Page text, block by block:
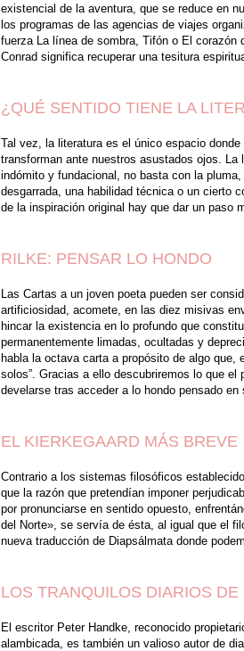
existencial de la aventura, que se reduce en
los programas de las agencias de viajes
fuerza La línea de sombra, Tifón o El
Conrad significa recuperar una tesitura
¿QUÉ SENTIDO TIENE LA
Tal vez, la literatura es el único espacio
transforman ante nuestros asustados ojos. La
indómito y fundacional, no basta con la
desgarrada, una habilidad técnica o un cierto
de la inspiración original hay que dar un paso
RILKE: PENSAR LO HONDO
Las Cartas a un joven poeta pueden ser
artificiosidad, acomete, en las diez misivas
hincar la existencia en lo profundo que
permanentemente limadas, ocultadas y
habla la octava carta a propósito de algo
solos”. Gracias a ello descubriremos lo que el
develarse tras acceder a lo hondo pensado
EL KIERKEGAARD MÁS BREVE
Contrario a los sistemas filosóficos
que la razón que pretendían imponer
por pronunciarse en sentido opuesto,
del Norte», se servía de ésta, al igual que el
nueva traducción de Diapsálmata donde
LOS TRANQUILOS DIARIOS DE
El escritor Peter Handke, reconocido
alambicada, es también un valioso autor de